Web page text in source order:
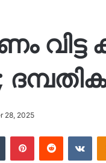
വിട്ട
28, 2025
Tumblr PinterestReddit